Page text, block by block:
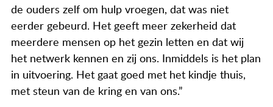
de ouders zelf om hulp vroegen, dat was niet
eerder gebeurd. Het geeft meer zekerheid dat
meerdere mensen op het gezin letten en dat wij
het netwerk kennen en zij ons. Inmiddels is het plan
in uitvoering. Het gaat goed met het kindje thuis,
met steun van de kring en van ons.”